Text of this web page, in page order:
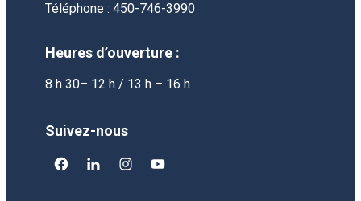
Téléphone : 450-746-3990
Heures d’ouverture :
8 h 30– 12 h / 13 h – 16 h
Suivez-nous
facebooklinkedininstagramyoutube